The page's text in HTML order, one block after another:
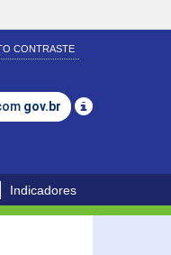
CONTRASTE
gov.br
Indicadores